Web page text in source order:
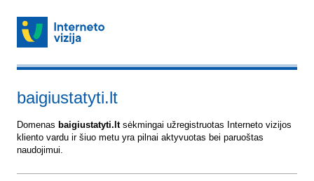
baigiustatyti.lt
Domenas baigiustatyti.ltsėkmingai užregistruotas Interneto vizijos
kliento vardu ir šiuo metu yra pilnai aktyvuotas bei paruoštas
naudojimui.